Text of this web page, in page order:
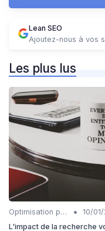
Lean SEO
Ajoutez-nous à vos
Les plus lus
Optimisation pour la recherche vocale •
10/
L'impact de la recherche